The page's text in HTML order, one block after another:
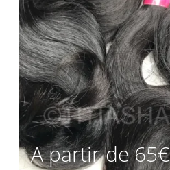
A partir de 65€